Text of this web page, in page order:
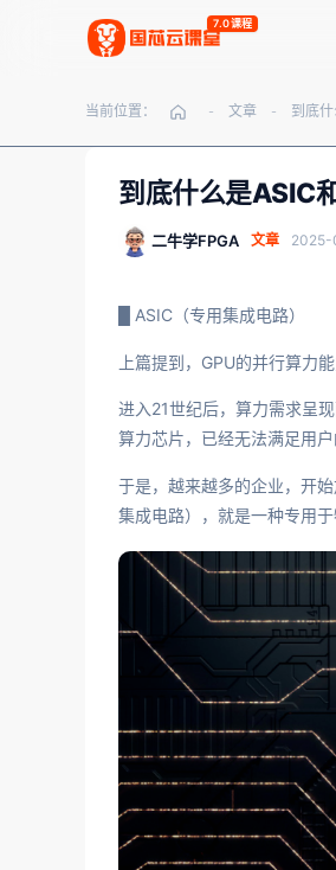
7.0课程
当前位置： - 文章 - 到底什
到底什么是ASIC
二牛学FPGA 文章
█ ASIC（专用集成电路）
上篇提到，GPU的并行算力
进入21世纪后，算力需求呈
算力芯片，已经无法满足用户
于是，越来越多的企业，开
集成电路），就是一种专用于